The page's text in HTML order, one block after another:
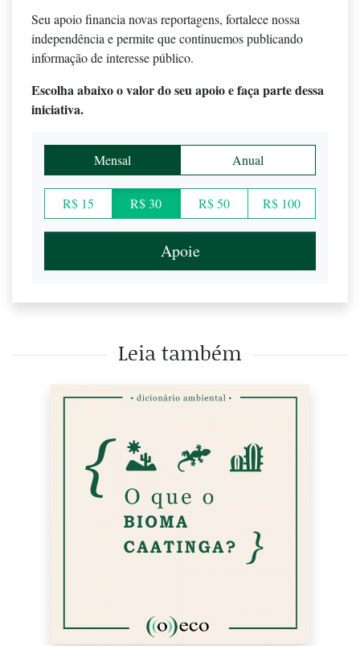
Seu apoio financia novas reportagens, fortalece nossa
independência e permite que continuemos publicando
informação de interesse público.
Escolha abaixo o valor do seu apoio e faça parte dessa
iniciativa.
Mensal Anual
R$ 15 R$ 30 R$ 50 R$ 100
Apoie
Leia também